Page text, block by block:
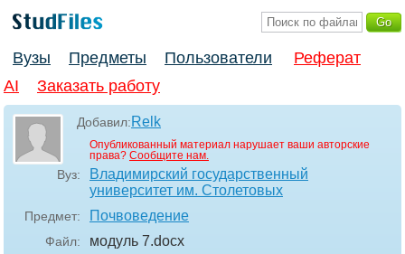
Вузы Предметы Пользователи
Реферат
AI
Заказать работу
Добавил:Relk
Опубликованный материал нарушает ваши авторские
права? Сообщите нам.
Вуз:
Владимирский государственный
университет им. Столетовых
Предмет: Почвоведение
Файл: модуль 7.docx